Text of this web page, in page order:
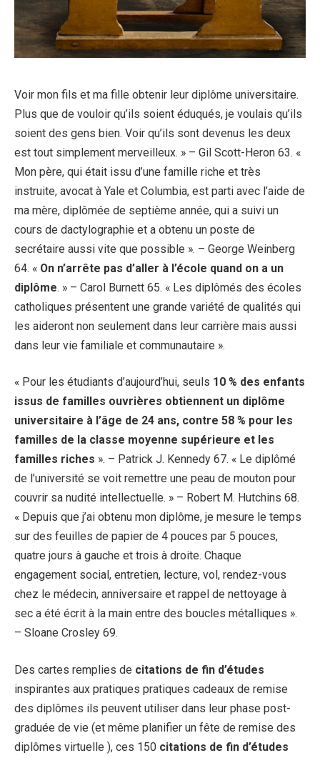
Voir mon fils et ma fille obtenir leur diplôme universitaire.
Plus que de vouloir qu’ils soient éduqués, je voulais qu’ils
soient des gens bien. Voir qu’ils sont devenus les deux
est tout simplement merveilleux. » – Gil Scott-Heron 63. «
Mon père, qui était issu d’une famille riche et très
instruite, avocat à Yale et Columbia, est parti avec l’aide de
ma mère, diplômée de septième année, qui a suivi un
cours de dactylographie et a obtenu un poste de
secrétaire aussi vite que possible ». – George Weinberg
64. « On n’arrête pas d’aller à l’école quand on a un
diplôme. » – Carol Burnett 65. « Les diplômés des écoles
catholiques présentent une grande variété de qualités qui
les aideront non seulement dans leur carrière mais aussi
dans leur vie familiale et communautaire ».
« Pour les étudiants d’aujourd’hui, seuls 10 % des enfants
issus de familles ouvrières obtiennent un diplôme
universitaire à l’âge de 24 ans, contre 58 % pour les
familles de la classe moyenne supérieure et les
familles riches ». – Patrick J. Kennedy 67. « Le diplômé
de l’université se voit remettre une peau de mouton pour
couvrir sa nudité intellectuelle. » – Robert M. Hutchins 68.
« Depuis que j’ai obtenu mon diplôme, je mesure le temps
sur des feuilles de papier de 4 pouces par 5 pouces,
quatre jours à gauche et trois à droite. Chaque
engagement social, entretien, lecture, vol, rendez-vous
chez le médecin, anniversaire et rappel de nettoyage à
sec a été écrit à la main entre des boucles métalliques ».
– Sloane Crosley 69.
Des cartes remplies de citations de fin d’études
inspirantes aux pratiques pratiques cadeaux de remise
des diplômes ils peuvent utiliser dans leur phase post-
graduée de vie (et même planifier un fête de remise des
diplômes virtuelle ), ces 150 citations de fin d’études